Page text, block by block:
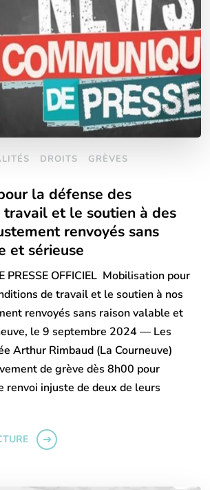
DROITS
GRÈVES
la défense des
travail et le soutien à des
renvoyés sans
et sérieuse
PRESSE OFFICIEL Mobilisation pour
de travail et le soutien à nos
renvoyés sans raison valable et
le 9 septembre 2024 — Les
Arthur Rimbaud (La Courneuve)
de grève dès 8h00 pour
renvoi injuste de deux de leurs